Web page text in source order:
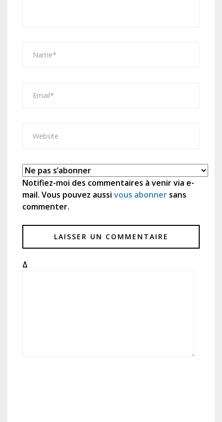
Notifiez-moi des commentaires à venir via e-
mail. Vous pouvez aussi vous abonner sans
commenter.
Δ